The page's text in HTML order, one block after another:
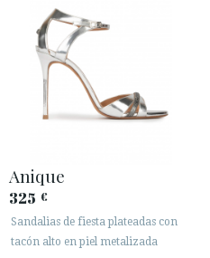
Anique
325 €
Sandalias de fiesta plateadas con
tacón alto en piel metalizada